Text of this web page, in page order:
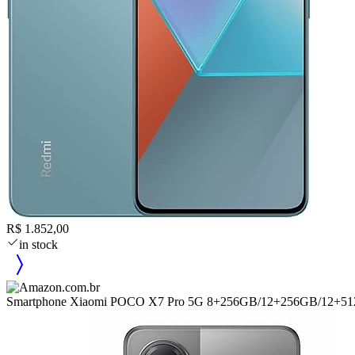
R$ 1.852,00
in stock
Smartphone Xiaomi POCO X7 Pro 5G 8+256GB/12+256GB/